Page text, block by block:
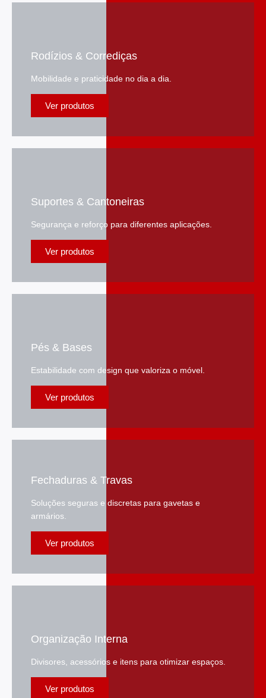
Rodízios & Corrediças
Mobilidade e praticidade no dia a dia.
Ver produtos
Suportes & Cantoneiras
Segurança e reforço para diferentes aplicações.
Ver produtos
Pés & Bases
Estabilidade com design que valoriza o móvel.
Ver produtos
Fechaduras & Travas
Soluções seguras e discretas para gavetas e
armários.
Ver produtos
Organização Interna
Divisores, acessórios e itens para otimizar espaços.
Ver produtos